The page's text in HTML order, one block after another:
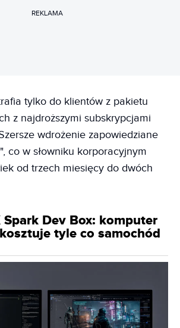
REKLAMA
tylko do klientów z pakietu
z najdroższymi subskrypcjami
wdrożenie zapowiedziane
co w słowniku korporacyjnym
od trzech miesięcy do dwóch
Spark Dev Box: komputer
tyle co samochód